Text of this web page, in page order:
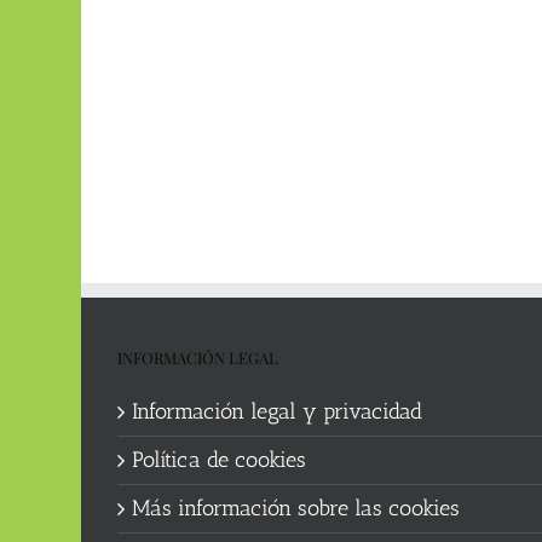
INFORMACIÓN LEGAL
Información legal y privacidad
Política de cookies
Más información sobre las cookies